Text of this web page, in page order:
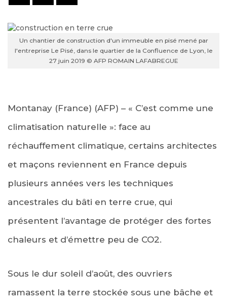
Un chantier de construction d'un immeuble en pisé mené par
l'entreprise Le Pisé, dans le quartier de la Confluence de Lyon, le
27 juin 2019 © AFP ROMAIN LAFABREGUE
Montanay (France) (AFP) – « C’est comme une
climatisation naturelle »: face au
réchauffement climatique, certains architectes
et maçons reviennent en France depuis
plusieurs années vers les techniques
ancestrales du bâti en terre crue, qui
présentent l’avantage de protéger des fortes
chaleurs et d’émettre peu de CO2.
Sous le dur soleil d’août, des ouvriers
ramassent la terre stockée sous une bâche et